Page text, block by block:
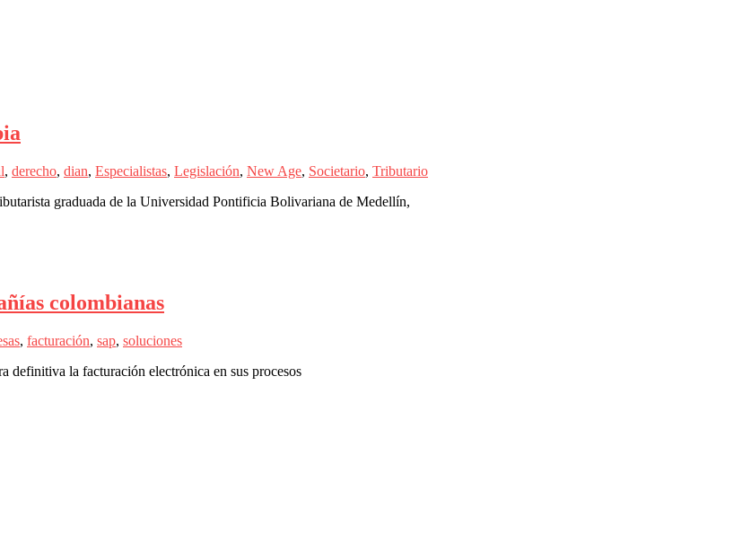
, derecho, dian, Especialistas, Legislación, New Age, Societario, Tributario
graduada de la Universidad Pontificia Bolivariana de Medellín,
colombianas
, facturación, sap, soluciones
definitiva la facturación electrónica en sus procesos